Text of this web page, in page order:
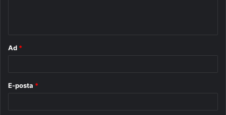
Ad *
E-posta *